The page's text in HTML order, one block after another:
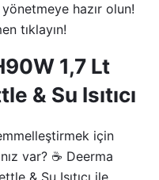
hazır olun!
tıklayın!
1,7 Lt
& Su Isıtıcı
için
var? ☕ Deerma